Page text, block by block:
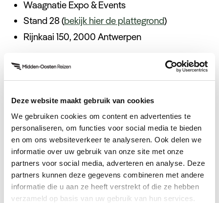
Deze website maakt gebruik van cookies
We gebruiken cookies om content en advertenties te
personaliseren, om functies voor social media te bieden
en om ons websiteverkeer te analyseren. Ook delen we
informatie over uw gebruik van onze site met onze
partners voor social media, adverteren en analyse. Deze
partners kunnen deze gegevens combineren met andere
informatie die u aan ze heeft verstrekt of die ze hebben
verzameld op basis van uw gebruik van hun services.
Waagnatie Expo & Events
Stand 28 (bekijk hier de plattegrond)
Rijnkaai 150, 2000 Antwerpen
Hulp nodig bij uw zoektocht
naar een volgende reis?
Neem contact met ons op.
Neem contact op